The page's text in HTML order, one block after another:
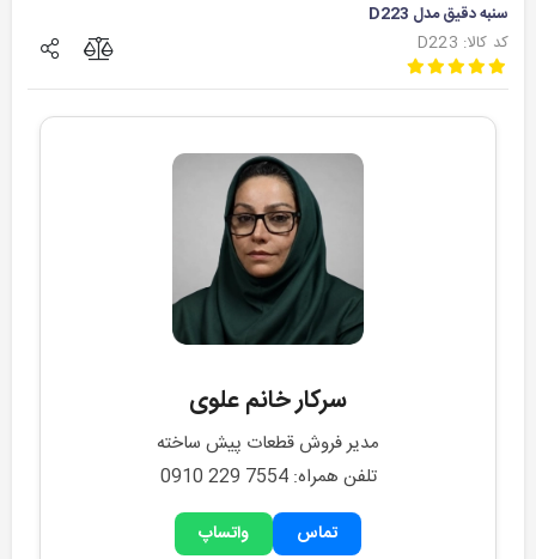
سنبه دقیق مدل D223
کد کالا: D223
سرکار خانم علوی
مدیر فروش قطعات پیش ساخته
تلفن همراه: 0910 229 7554
تماس واتساپ